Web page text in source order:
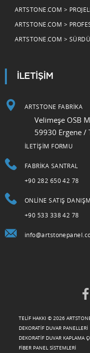
ARTSTONE.COM >
ARTSTONE.COM >
ARTSTONE.COM >
İLETİŞİM
ARTSTONE FABRİKA
Velimeşe OSB
59930 Ergene /
İLETİŞİM FORMU
FABRIKA SANTRAL
+90 282 650 42 78
ONLINE SATIŞ
+90 533 338 42 78
TELİF HAKKI © 2026
DEKORATİF DUVAR PANELLERİ
DEKORATİF DUVAR KAPLAMA
FİBER PANEL SİSTEMLERİ